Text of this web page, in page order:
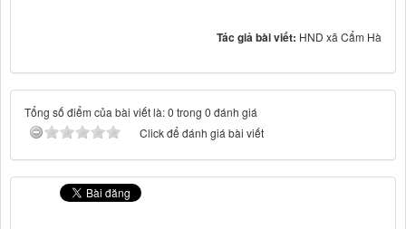
Tác giả bài viết: HND xã Cẩm Hà
Tổng số điểm của bài viết là: 0 trong 0 đánh giá
Click để đánh giá bài viết